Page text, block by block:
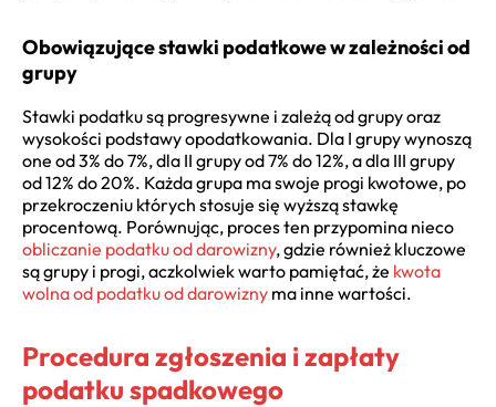
Obowiązujące stawki podatkowe w zależności od
grupy
Stawki podatku są progresywne i zależą od grupy oraz
wysokości podstawy opodatkowania. Dla I grupy wynoszą
one od 3% do 7%, dla II grupy od 7% do 12%, a dla III grupy
od 12% do 20%. Każda grupa ma swoje progi kwotowe, po
przekroczeniu których stosuje się wyższą stawkę
procentową. Porównując, proces ten przypomina nieco
obliczanie podatku od darowizny, gdzie również kluczowe
są grupy i progi, aczkolwiek warto pamiętać, że kwota
wolna od podatku od darowizny ma inne wartości.
Procedura zgłoszenia i zapłaty
podatku spadkowego